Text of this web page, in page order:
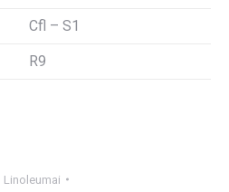
Cfl – S1
R9
Linoleumai